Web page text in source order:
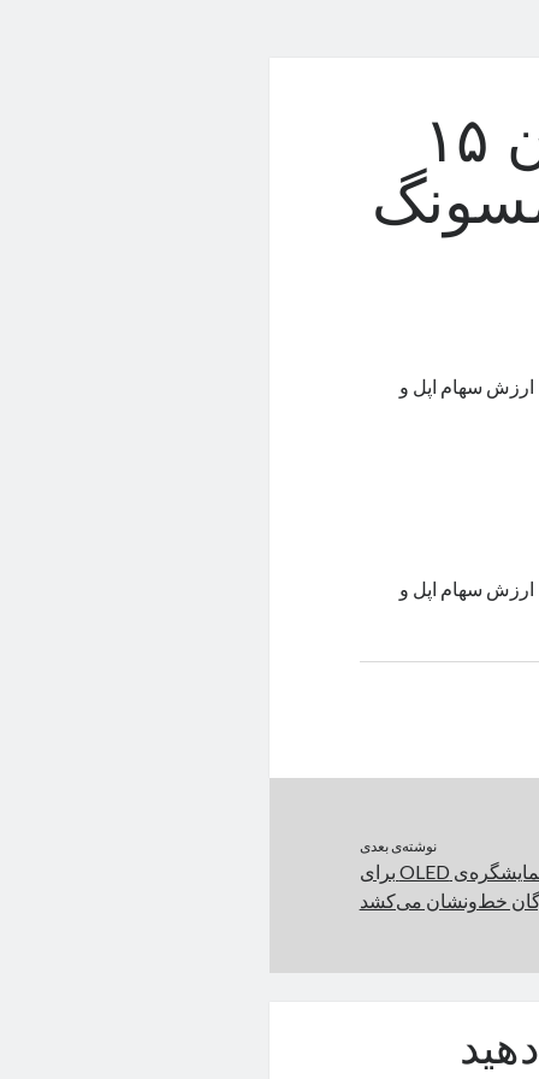
فروش ضعیف آیفون ۱۵
«بی‌رمق» آیفون ۱۵ اشاره کرد، ارزش سهام اپل و
«بی‌رمق» آیفون ۱۵ اشاره کرد، ارزش سهام اپل و
نوشته‌ی بعدی
ایسوس با لپ تاپ دونمایشگره‌ی OLED برای
خط‌و‌نشان می‌کشد